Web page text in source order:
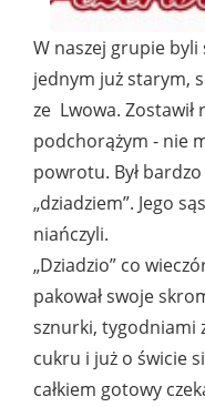
W naszej grupie byli
jednym już starym,
ze Lwowa. Zostawił
podchorążym - nie
powrotu. Był
„dziadziem”. Jego
niańczyli.
„Dziadzio” co
pakował swoje
sznurki, tygodniami
cukru i już o świcie
całkiem gotowy